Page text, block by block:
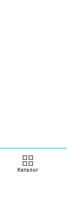
Каталог